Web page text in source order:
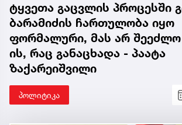
ტყვეთა გაცვლის პროცესში
ბარამიძის ჩართულობა იყო
ფორმალური, მას არ
ის, რაც განაცხადა - პაატა
ზაქარეიშვილი
პოლიტიკა